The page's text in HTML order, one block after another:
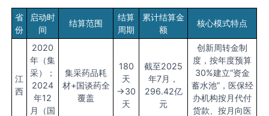
省
份
启动时
间
结算范围
结算
周期
累计结算金
额
核心模式特点
江
西
2020
年（集
采）；
2024
年12
月（国
集采药品耗
材+国谈药全
覆盖
180
天
→30
天
截至2025
年7月，
296.42亿
元
创新周转金制
度，按年度预算
30%建立“资金
蓄水池”，医保经
办机构按月代付
货款、按月向医